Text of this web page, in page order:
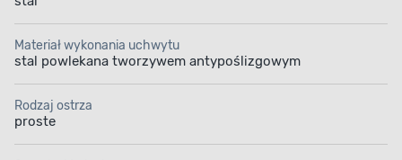
Materiał wykonania uchwytu
stal powlekana tworzywem antypoślizgowym
Rodzaj ostrza
proste